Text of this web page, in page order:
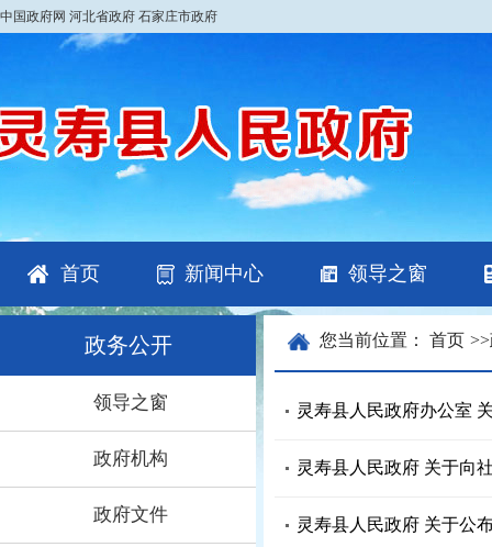
中国政府网 河北省政府 石家庄市政府
首页 新闻中心 领导之窗
政务公开
领导之窗
政府机构
政府文件
您当前位置： 首页 >>
灵寿县人民政府办公室
灵寿县人民政府 关于向
灵寿县人民政府 关于公